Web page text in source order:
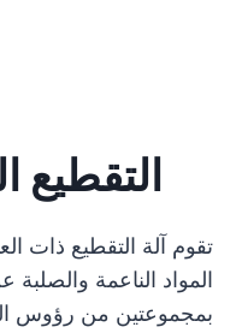
التقطيع
تقوم آلة التقطيع ذات
المواد الناعمة
بمجموعتين من رؤوس